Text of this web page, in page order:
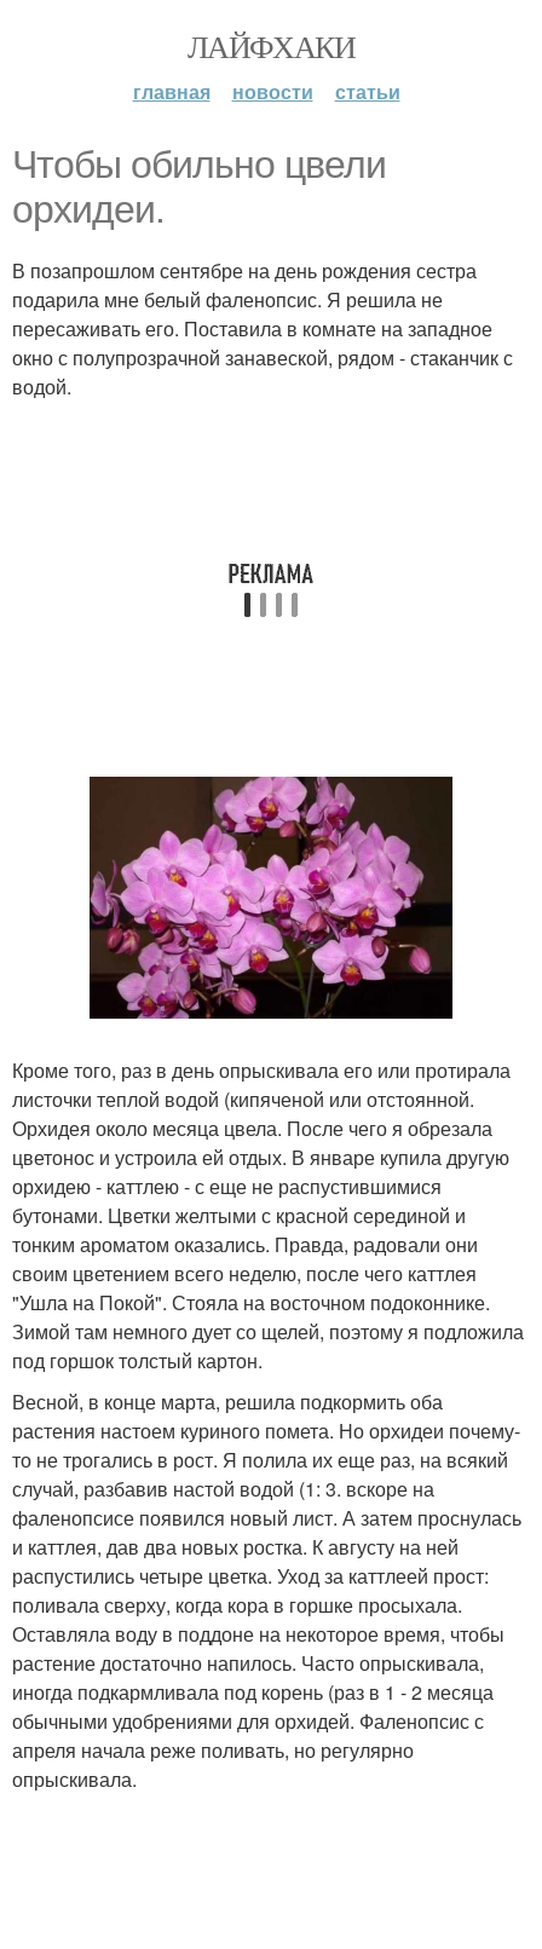
ЛАЙФХАКИ
главная новости статьи
Чтобы обильно цвели
орхидеи.
В позапрошлом сентябре на день рождения сестра
подарила мне белый фаленопсис. Я решила не
пересаживать его. Поставила в комнате на западное
окно с полупрозрачной занавеской, рядом - стаканчик с
водой.
Кроме того, раз в день опрыскивала его или протирала
листочки теплой водой (кипяченой или отстоянной.
Орхидея около месяца цвела. После чего я обрезала
цветонос и устроила ей отдых. В январе купила другую
орхидею - каттлею - с еще не распустившимися
бутонами. Цветки желтыми с красной серединой и
тонким ароматом оказались. Правда, радовали они
своим цветением всего неделю, после чего каттлея
"Ушла на Покой". Стояла на восточном подоконнике.
Зимой там немного дует со щелей, поэтому я подложила
под горшок толстый картон.
Весной, в конце марта, решила подкормить оба
растения настоем куриного помета. Но орхидеи почему-
то не трогались в рост. Я полила их еще раз, на всякий
случай, разбавив настой водой (1: 3. вскоре на
фаленопсисе появился новый лист. А затем проснулась
и каттлея, дав два новых ростка. К августу на ней
распустились четыре цветка. Уход за каттлеей прост:
поливала сверху, когда кора в горшке просыхала.
Оставляла воду в поддоне на некоторое время, чтобы
растение достаточно напилось. Часто опрыскивала,
иногда подкармливала под корень (раз в 1 - 2 месяца
обычными удобрениями для орхидей. Фаленопсис с
апреля начала реже поливать, но регулярно
опрыскивала.